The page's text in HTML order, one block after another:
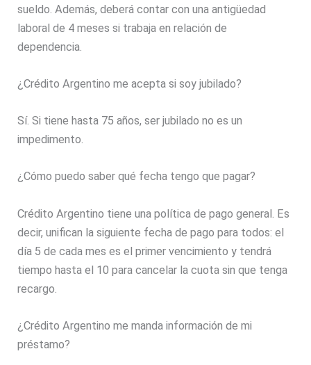
sueldo. Además, deberá contar con una antigüedad
laboral de 4 meses si trabaja en relación de
dependencia.
¿Crédito Argentino me acepta si soy jubilado?
Sí. Si tiene hasta 75 años, ser jubilado no es un
impedimento.
¿Cómo puedo saber qué fecha tengo que pagar?
Crédito Argentino tiene una política de pago general. Es
decir, unifican la siguiente fecha de pago para todos: el
día 5 de cada mes es el primer vencimiento y tendrá
tiempo hasta el 10 para cancelar la cuota sin que tenga
recargo.
¿Crédito Argentino me manda información de mi
préstamo?